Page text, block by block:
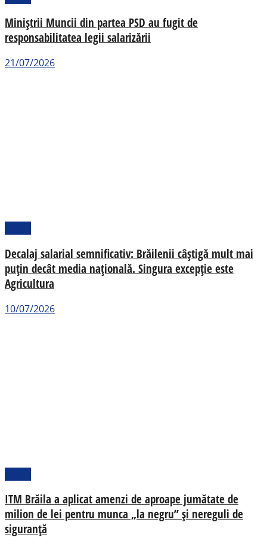
Miniștrii Muncii din partea PSD au fugit de
responsabilitatea legii salarizării
21/07/2026
Decalaj salarial semnificativ: Brăilenii câștigă mult mai
puțin decât media națională. Singura excepție este
Agricultura
10/07/2026
ITM Brăila a aplicat amenzi de aproape jumătate de
milion de lei pentru munca „la negru” și nereguli de
siguranță